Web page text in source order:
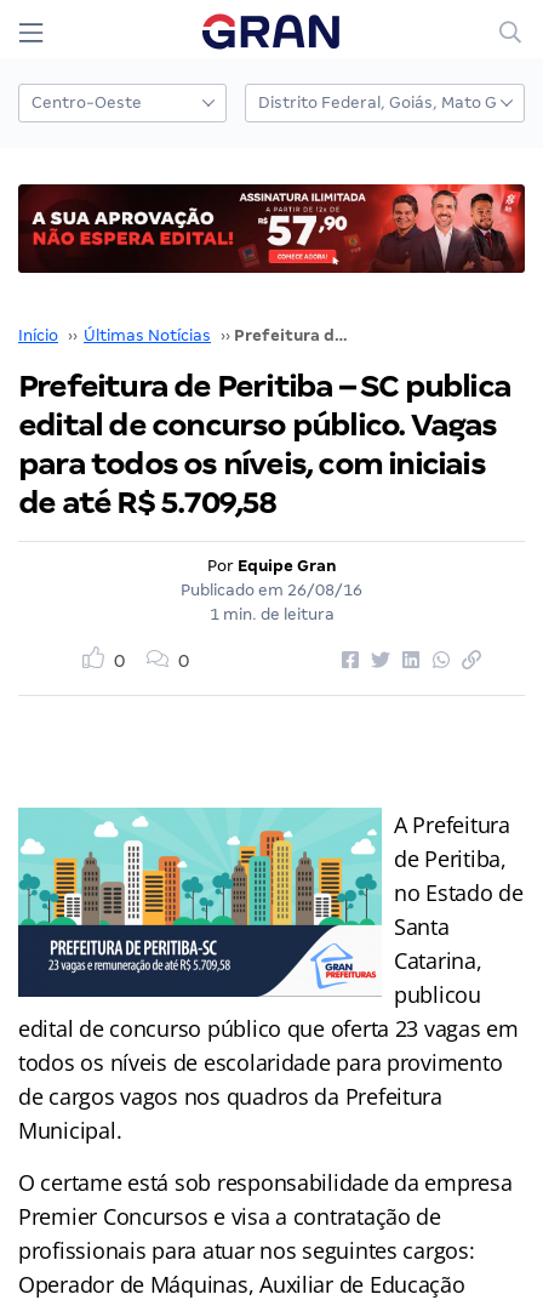
Início ›› Últimas Notícias ›› Prefeitura de Peritiba – SC publica edital de concurso público. Vagas para todos os níveis, com iniciais de até R$ 5.709,58
Prefeitura de Peritiba – SC publica
edital de concurso público. Vagas
para todos os níveis, com iniciais
de até R$ 5.709,58
Por Equipe Gran
Publicado em 26/08/16
1 min. de leitura
0 0
A Prefeitura
de Peritiba,
no Estado de
Santa
Catarina,
publicou
edital de concurso público que oferta 23 vagas em
todos os níveis de escolaridade para provimento
de cargos vagos nos quadros da Prefeitura
Municipal.
O certame está sob responsabilidade da empresa
Premier Concursos e visa a contratação de
profissionais para atuar nos seguintes cargos:
Operador de Máquinas, Auxiliar de Educação